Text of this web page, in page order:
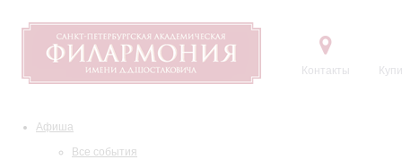
Контакты
Афиша
Все события